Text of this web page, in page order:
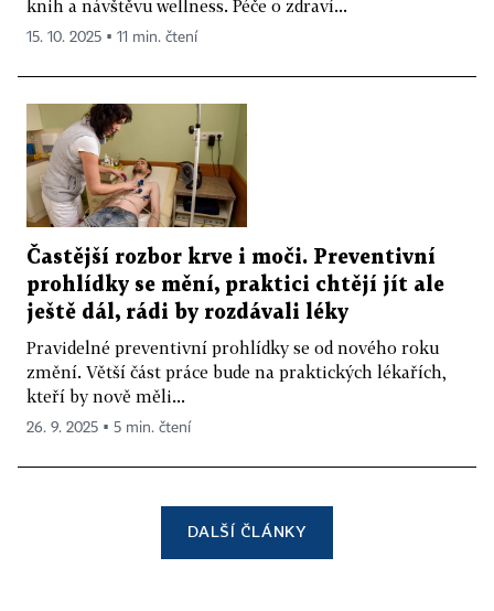
knih a návštěvu wellness. Péče o zdraví...
15. 10. 2025 ▪ 11 min. čtení
Častější rozbor krve i moči. Preventivní
prohlídky se mění, praktici chtějí jít ale
ještě dál, rádi by rozdávali léky
Pravidelné preventivní prohlídky se od nového roku
změní. Větší část práce bude na praktických lékařích,
kteří by nově měli...
26. 9. 2025 ▪ 5 min. čtení
DALŠÍ ČLÁNKY